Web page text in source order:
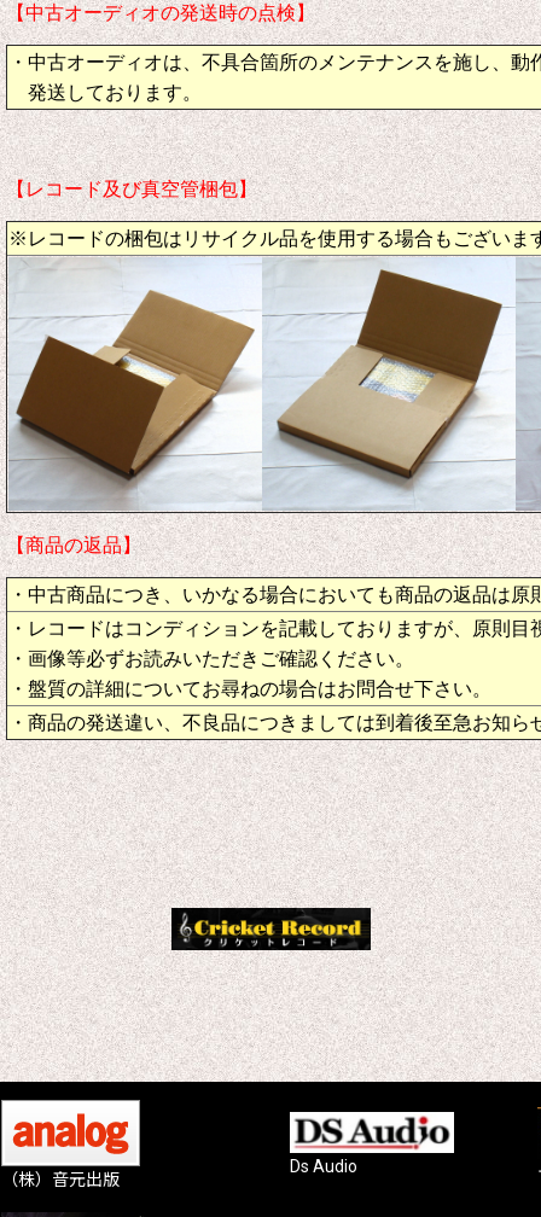
【中古オーディオの発送時の点検】
・中古オーディオは、不具合箇所のメンテナンスを施し、動
発送しております。
【レコード及び真空管梱包】
※レコードの梱包はリサイクル品を使用する場合もございま
【商品の返品】
・中古商品につき、いかなる場合においても商品の返品は原
・レコードはコンディションを記載しておりますが、原則目
・画像等必ずお読みいただきご確認ください。
・盤質の詳細についてお尋ねの場合はお問合せ下さい。
・商品の発送違い、不良品につきましては到着後至急お知ら
（株）音元出版
Ds Audio